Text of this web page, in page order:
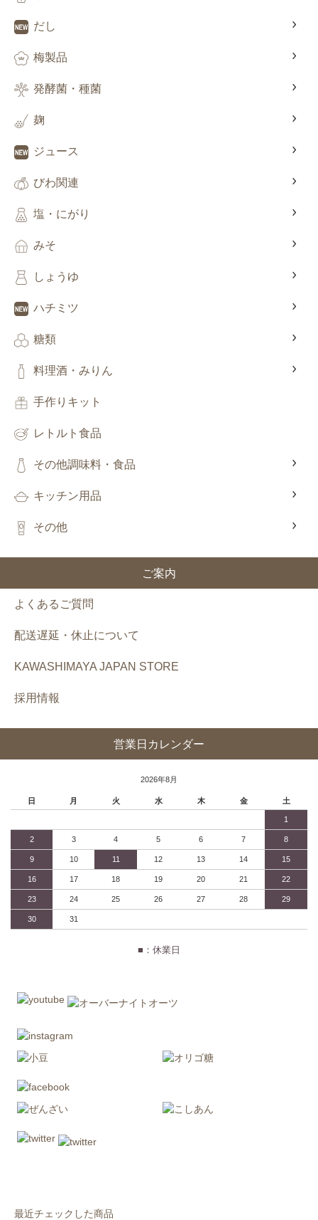
だし
梅製品
発酵菌・種菌
麹
ジュース
びわ関連
塩・にがり
みそ
しょうゆ
ハチミツ
糖類
料理酒・みりん
手作りキット
レトルト食品
その他調味料・食品
キッチン用品
その他
ご案内
よくあるご質問
配送遅延・休止について
KAWASHIMAYA JAPAN STORE
採用情報
営業日カレンダー
2026年8月
日 月 火 水 木 金 土
1
2 3 4 5 6 7 8
9 10 11 12 13 14 15
16 17 18 19 20 21 22
23 24 25 26 27 28 29
30 31
■：休業日
最近チェックした商品